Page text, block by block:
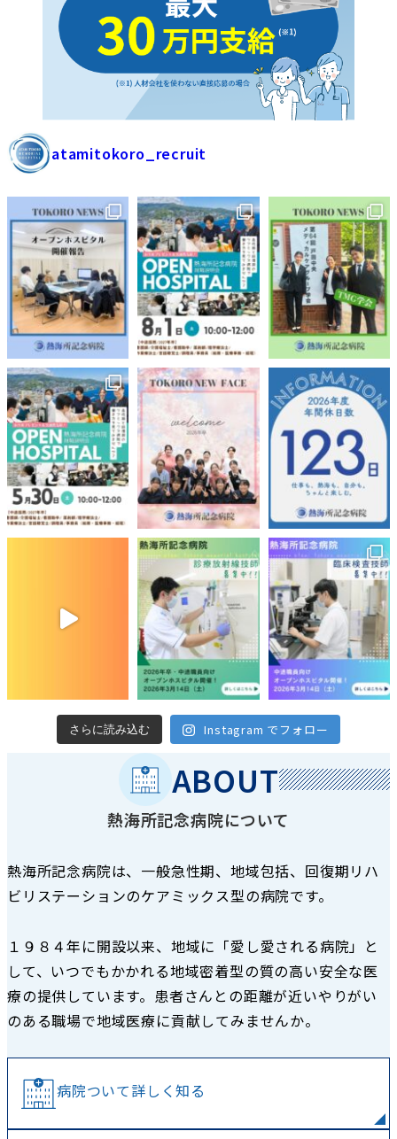
atamitokoro_recruit
さらに読み込む Instagram でフォロー
熱海所記念病院について
ABOUT
熱海所記念病院は、一般急性期、地域包括、 回復期リハ
ビリステーションのケアミックス型の病院です。
１９８４年に開設以来、地域に「愛し愛される病院」と
して、いつでもかかれる地域密着型の質の高い安全な医
療の提供しています。患者さんとの距離が近いやりがい
のある職場で地域医療に貢献してみませんか。
病院ついて詳しく知る